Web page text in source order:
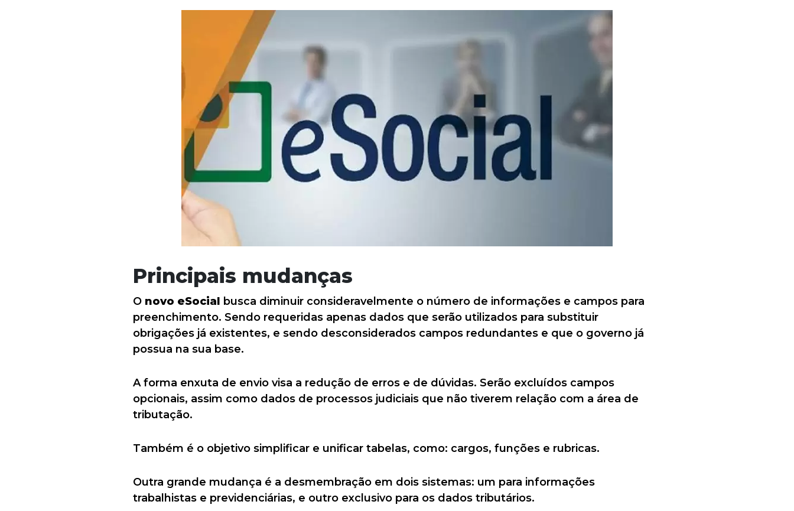
Principais mudanças
O novo eSocial busca diminuir consideravelmente o número de informações e campos para
preenchimento. Sendo requeridas apenas dados que serão utilizados para substituir
obrigações já existentes, e sendo desconsiderados campos redundantes e que o governo já
possua na sua base.
A forma enxuta de envio visa a redução de erros e de dúvidas. Serão excluídos campos
opcionais, assim como dados de processos judiciais que não tiverem relação com a área de
tributação.
Também é o objetivo simplificar e unificar tabelas, como: cargos, funções e rubricas.
Outra grande mudança é a desmembração em dois sistemas: um para informações
trabalhistas e previdenciárias, e outro exclusivo para os dados tributários.